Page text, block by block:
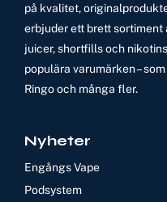
på kvalitet,
erbjuder ett brett sortiment
juicer, shortfills och
populära varumärken –
Ringo och många fler.
Nyheter
Engångs Vape
Podsystem